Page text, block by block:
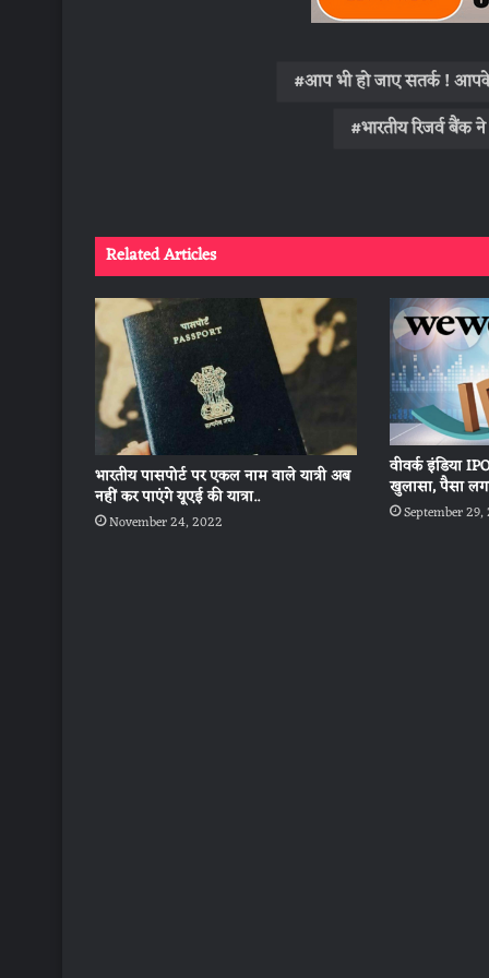
आप भी हो जाए सतर्क !
भारतीय रिजर्व बैंक
Related Articles
भारतीय पासपोर्ट पर एकल नाम वाले यात्री अब
नहीं कर पाएंगे यूएई की यात्रा..
November 24, 2022
वीवर्क इंडिया
खुलासा, पैसा
September